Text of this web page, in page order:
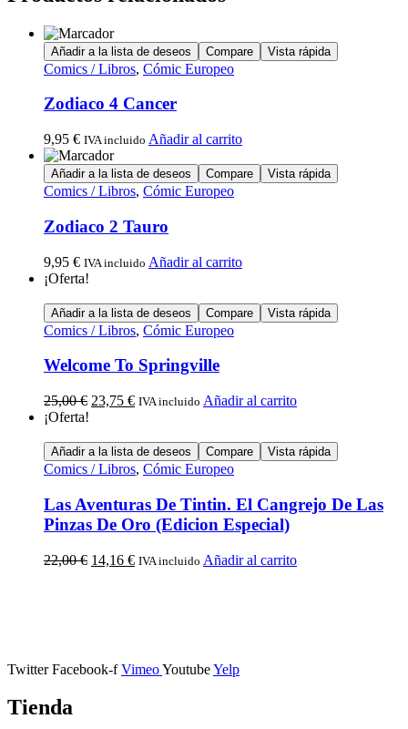
Añadir a la lista de deseos Compare Vista rápida
Comics / Libros, Cómic Europeo
Zodiaco 4 Cancer
9,95 € IVA incluido Añadir al carrito
Añadir a la lista de deseos Compare Vista rápida
Comics / Libros, Cómic Europeo
Zodiaco 2 Tauro
9,95 € IVA incluido Añadir al carrito
¡Oferta!
Añadir a la lista de deseos Compare Vista rápida
Comics / Libros, Cómic Europeo
Welcome To Springville
25,00€ 23,75 € IVA incluido Añadir al carrito
¡Oferta!
Añadir a la lista de deseos Compare Vista rápida
Comics / Libros, Cómic Europeo
Las Aventuras De Tintin. El Cangrejo De Las
Pinzas De Oro (Edicion Especial)
22,00€ 14,16 € IVA incluido Añadir al carrito
Twitter Facebook-f VimeoYoutubeYelp
Tienda